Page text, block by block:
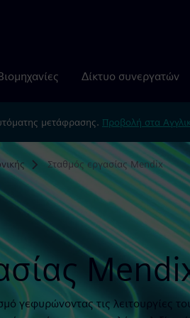
Δίκτυο συνεργατών
μετάφρασης. Προβολή στα
Σταθμός εργασίας Mendix
γεφυρώνοντας τις λειτουργίες